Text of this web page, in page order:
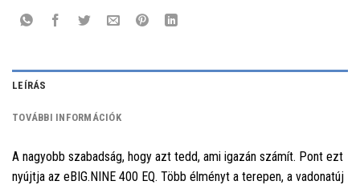
LEÍRÁS
TOVÁBBI INFORMÁCIÓK
A nagyobb szabadság, hogy azt tedd, ami igazán számít. Pont ezt
nyújtja az eBIG.NINE 400 EQ. Több élményt a terepen, a vadonatúj